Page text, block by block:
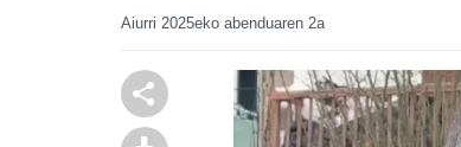
Aiurri 2025eko abenduaren 2a